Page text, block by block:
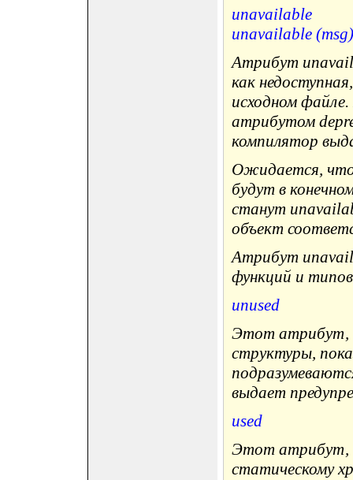
unavailable
unavailable (msg)
Атрибут
как
исходном
атрибутом
компилятор
Ожидается, что
будут в
станут
объект
Атрибут
функций и
unused
Этот атрибут,
структуры,
выдает
used
Этот атрибут,
статическому